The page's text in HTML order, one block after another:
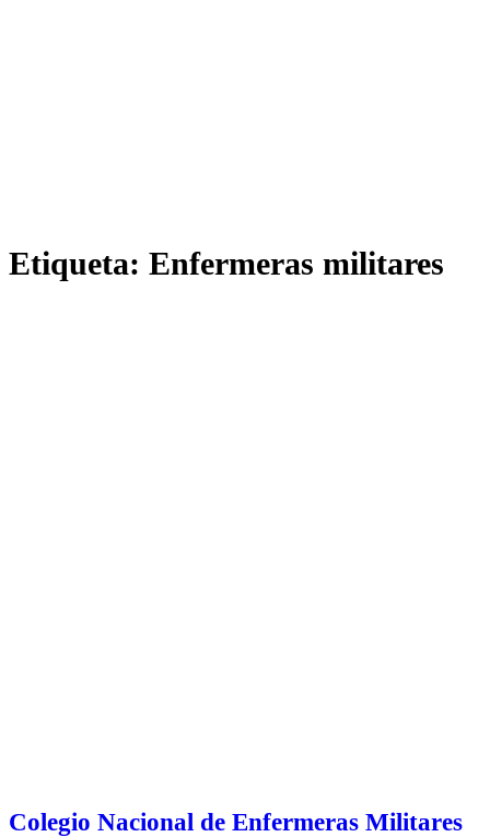
Etiqueta: Enfermeras militares
Colegio Nacional de Enfermeras Militares